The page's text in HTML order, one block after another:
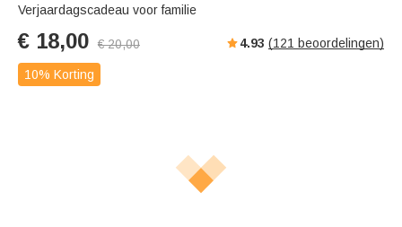
Verjaardagscadeau voor familie
€ 18,00 €20,00 4.93 (121 beoordelingen)
10% Korting